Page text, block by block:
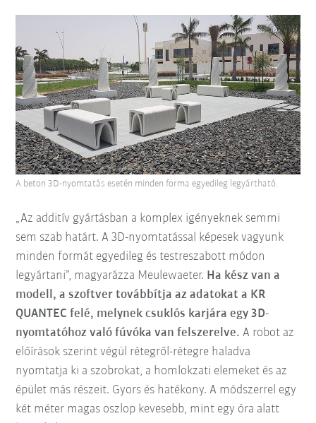
„Az additív gyártásban a komplex igényeknek semmi
sem szab határt. A 3D-nyomtatással képesek vagyunk
minden formát egyedileg és testreszabott módon
legyártani”, magyarázza Meulewaeter. Ha kész van a
modell, a szoftver továbbítja az adatokat a KR
QUANTEC felé, melynek csuklós karjára egy 3D-
nyomtatóhoz való fúvóka van felszerelve. A robot az
előírások szerint végül rétegről-rétegre haladva
nyomtatja ki a szobrokat, a homlokzati elemeket és az
épület más részeit. Gyors és hatékony. A módszerrel egy
két méter magas oszlop kevesebb, mint egy óra alatt
A beton 3D-nyomtatás esetén minden forma egyedileg legyártható.